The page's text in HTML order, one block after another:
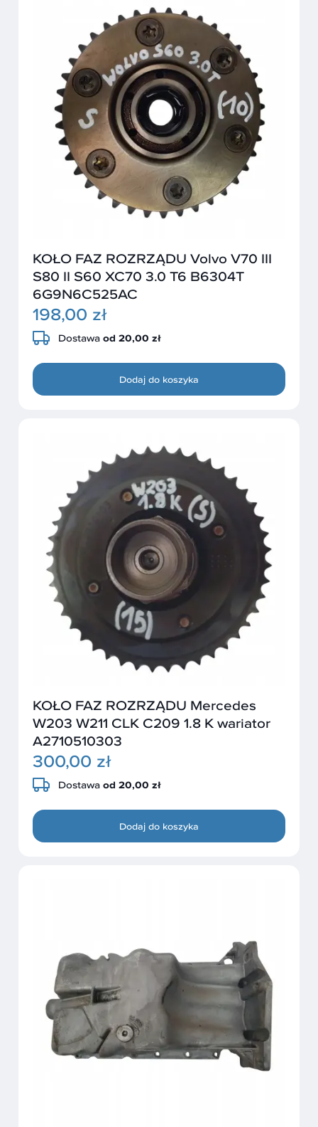
KOŁO FAZ ROZRZĄDU Volvo V70 III
S80 II S60 XC70 3.0 T6 B6304T
6G9N6C525AC
198,00 zł
Dostawa od 20,00 zł
Dodaj do koszyka
KOŁO FAZ ROZRZĄDU Mercedes
W203 W211 CLK C209 1.8 K wariator
A2710510303
300,00 zł
Dostawa od 20,00 zł
Dodaj do koszyka